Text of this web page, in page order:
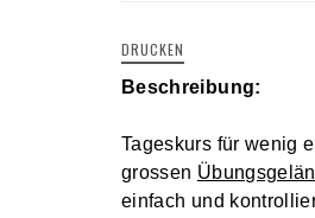
DRUCKEN
Beschreibung:
Tageskurs für wenig
grossen
einfach und